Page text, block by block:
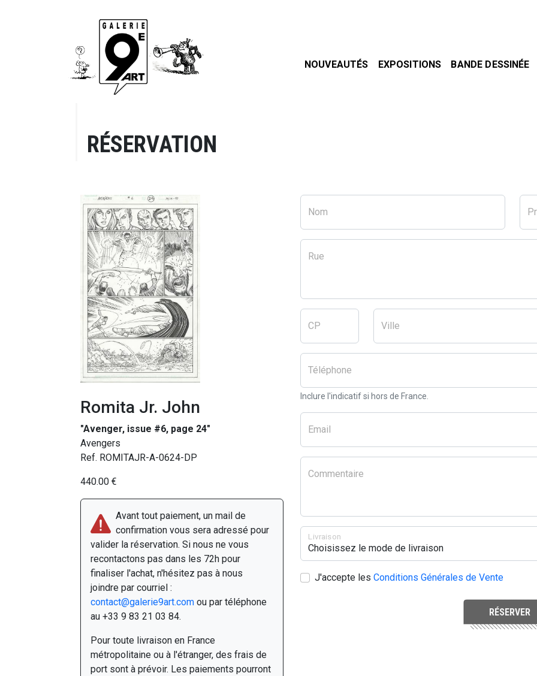
NOUVEAUTÉS EXPOSITIONS BANDE DESSINÉE
RÉSERVATION
Romita Jr. John
"Avenger, issue #6, page 24"
Avengers
Ref. ROMITAJR-A-0624-DP
440.00 €
Avant tout paiement, un mail de
confirmation vous sera adressé pour
valider la réservation. Si nous ne vous
recontactons pas dans les 72h pour
finaliser l'achat, n'hésitez pas à nous
joindre par courriel :
contact@galerie9art.com ou par téléphone
au +33 9 83 21 03 84.
Pour toute livraison en France
métropolitaine ou à l'étranger, des frais de
port sont à prévoir. Les paiements pourront
Nom
Rue
CP Ville
Téléphone
Inclure l'indicatif si hors de France.
Email
Commentaire
Livraison
J'accepte les Conditions Générales de Vente
RÉSERVER